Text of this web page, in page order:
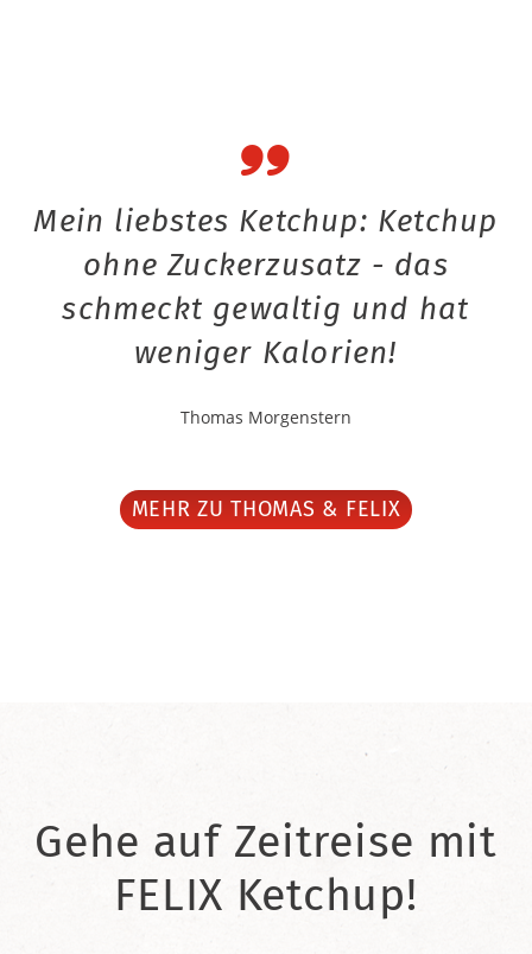
Mein liebstes Ketchup: Ketchup
ohne Zuckerzusatz - das
schmeckt gewaltig und hat
weniger Kalorien!
Thomas Morgenstern
MEHR ZU THOMAS & FELIX
Gehe auf Zeitreise mit
FELIX Ketchup!